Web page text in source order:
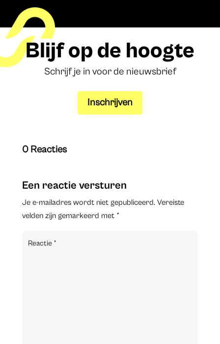
Blijf op de hoogte
Schrijf je in voor de nieuwsbrief
Inschrijven
0 Reacties
Een reactie versturen
Je e-mailadres wordt niet gepubliceerd. Vereiste
velden zijn gemarkeerd met *